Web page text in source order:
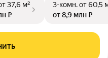
37,6 м²
₽
3-комн.от 60,5
от 8,9 млн ₽